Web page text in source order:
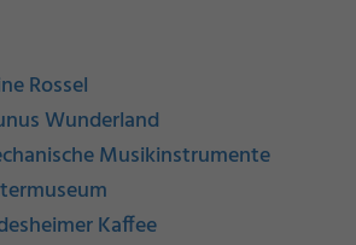
Rossel
Wunderland
Musikinstrumente
Kaffee